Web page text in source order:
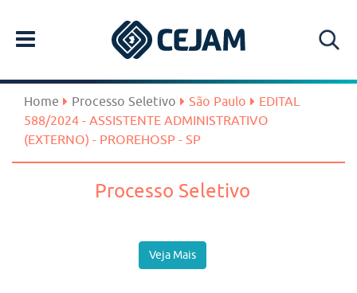
Home Processo Seletivo São Paulo
EDITAL
588/2024 - ASSISTENTE ADMINISTRATIVO
(EXTERNO) - PROREHOSP - SP
Processo Seletivo
Veja Mais